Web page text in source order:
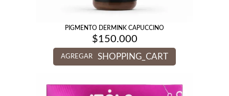
PIGMENTO DERMINK CAPUCCINO
$150.000
AGREGAR SHOPPING_CART